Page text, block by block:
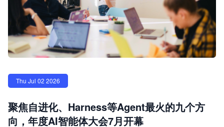
Thu Jul 02 2026
聚焦自进化、Harness等Agent最火的九个方
向，年度AI智能体大会7月开幕